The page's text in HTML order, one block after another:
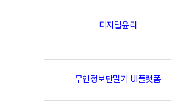
디지털윤리
무인정보단말기 UI플랫폼